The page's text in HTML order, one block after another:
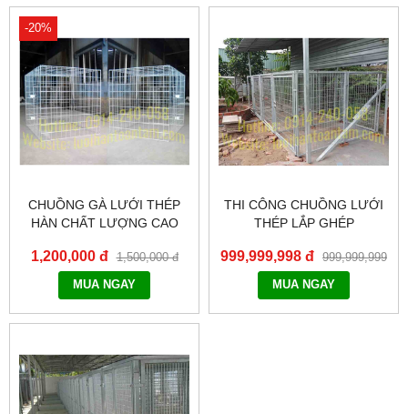
-20%
CHUỒNG GÀ LƯỚI THÉP
HÀN CHẤT LƯỢNG CAO
1,200,000 đ 1,500,000 đ
MUA NGAY
THI CÔNG CHUỒNG LƯỚI
THÉP LẮP GHÉP
999,999,998 đ
999,999,999
đ
MUA NGAY